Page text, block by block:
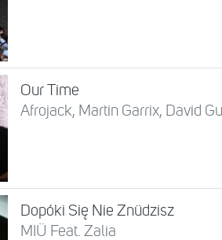
Our Time
Afrojack, Martin Garrix, David
Dopóki Się Nie Znüdzisz
MIÜ Feat. Zalia